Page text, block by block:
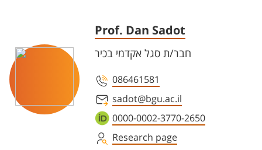
Prof. Dan Sadot
חבר/ת סגל אקדמי בכיר
086461581
sadot@bgu.ac.il
0000-0002-3770-2650
Research page